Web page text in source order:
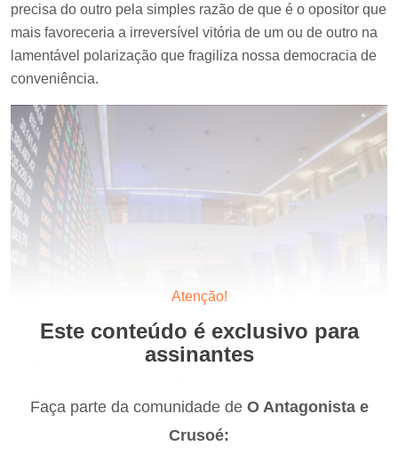
Atenção!
Este conteúdo é exclusivo para
assinantes
Faça parte da comunidade de O Antagonista e
Crusoé:
precisa do outro pela simples razão de que é o opositor que
mais favoreceria a irreversível vitória de um ou de outro na
lamentável polarização que fragiliza nossa democracia de
conveniência.